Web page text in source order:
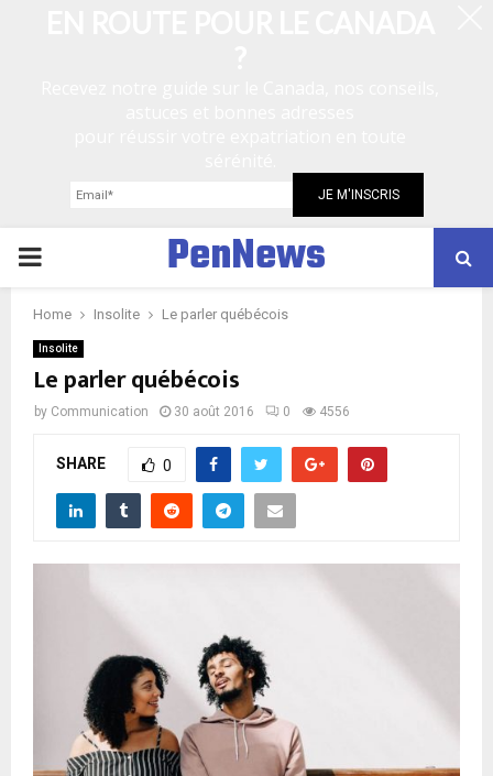
P
R
PenNews
Home Insolite Le parler québécois
Insolite
Le parler québécois
by Communication 30 août 2016 0 4556
SHARE 0